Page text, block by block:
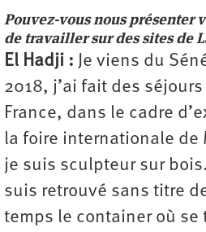
Pouvez-vous nous présenter
de travailler sur des sites de
El Hadji : Je viens du
2018, j’ai fait des
France, dans le cadre
la foire internationale de
je suis sculpteur sur
suis retrouvé sans titre
temps le container où se